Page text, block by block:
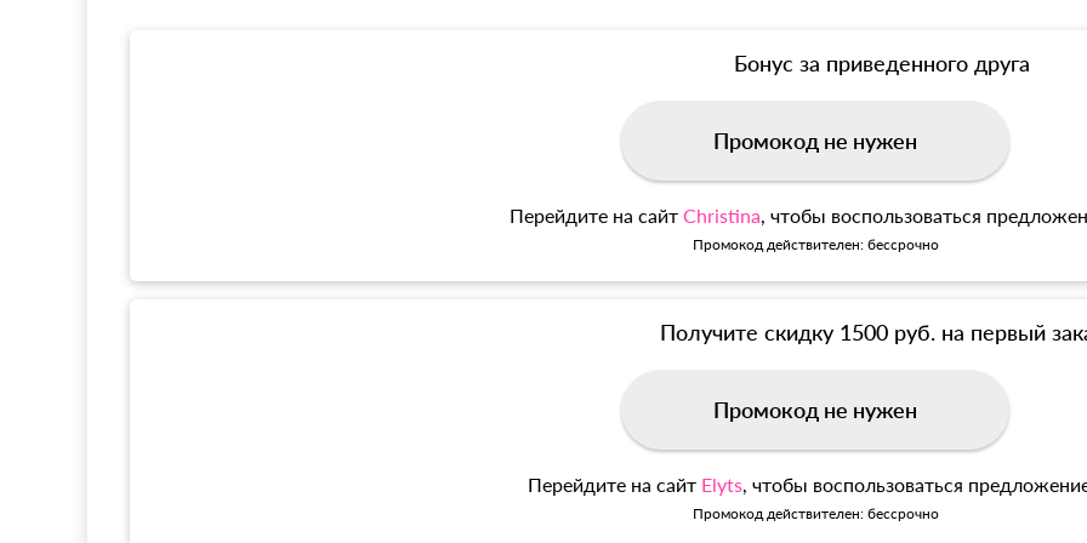
Бонус за приведенного друга
Промокод не нужен
Перейдите на сайт Christina, чтобы воспользоваться
Промокод действителен: бессрочно
Получите скидку 1500 руб. на первый
Промокод не нужен
Перейдите на сайт Elyts, чтобы воспользоваться
Промокод действителен: бессрочно